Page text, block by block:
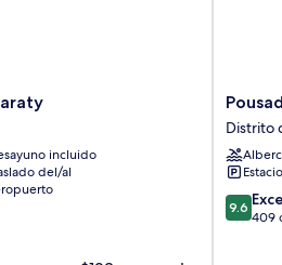
incluido
del/al
Pousada
Distrito
del
centro
histórico
Distrito
9.6
de
9.6
409